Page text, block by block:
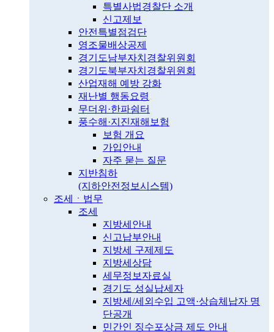
특별사법경찰단 소개
신고제보
안전특별점검단
영조물배상공제
경기도남부자치경찰위원회
경기도북부자치경찰위원회
산업재해 예방 강화
재난별 행동요령
무더위·한파쉼터
풍수해·지진재해보험
보험 개요
가입안내
자주 묻는 질문
지반침하
(지하안전정보시스템)
조세ㆍ법무
조세
지방세안내
신고납부안내
지방세 구제제도
지방세상담
세무정보자료실
경기도 성실납세자
지방세/세외수입 고액·상습체납자 명
단공개
민간인 징수포상금 제도 안내